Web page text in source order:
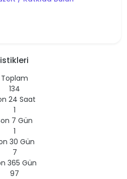
Toplam
134
24 Saat
1
7 Gün
1
30 Gün
7
365 Gün
97